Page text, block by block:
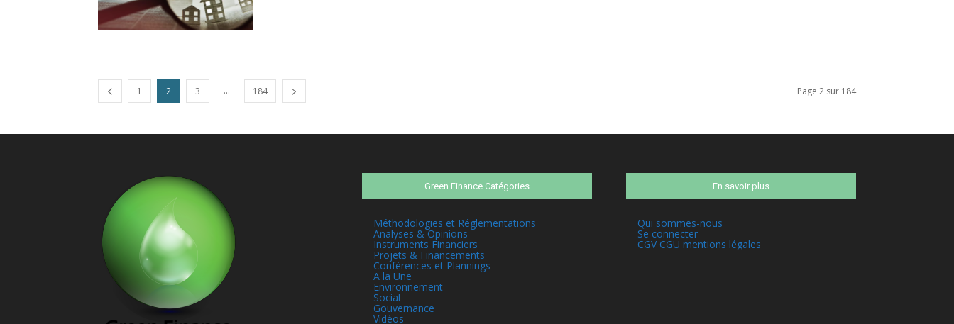
1 2 3 ... 184 Page 2 sur 184
Green Finance Catégories
Méthodologies et Réglementations
Analyses & Opinions
Instruments Financiers
Projets & Financements
Conférences et Plannings
A la Une
Environnement
Social
Gouvernance
Vidéos
En savoir plus
Qui sommes-nous
Se connecter
CGV CGU mentions légales